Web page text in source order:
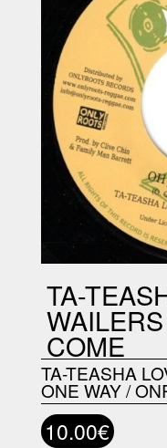
TA-
COME
TA-TEASHA
ONE WAY /
10.00€